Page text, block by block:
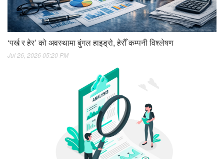
‘पर्ख र हेर’ को अवस्थामा बुंगल हाइड्रो, हेरौँ कम्पनी विश्लेषण
Jul 26, 2026 05:20 PM